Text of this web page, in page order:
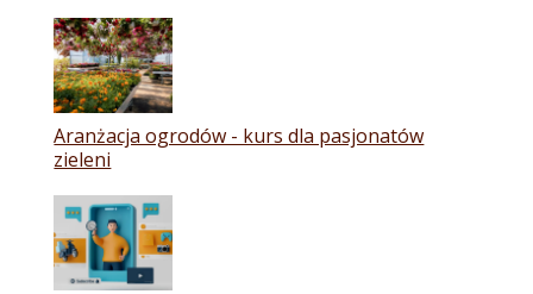
Aranżacja ogrodów - kurs dla pasjonatów
zieleni